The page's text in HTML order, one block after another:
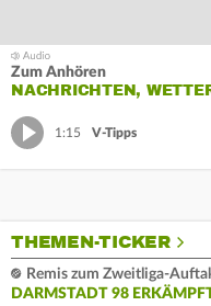
Zum Anhören
NACHRICHTEN,
1:15 V-Tipps
THEMEN-TICKER
Remis zum Zweitliga-
DARMSTADT 98